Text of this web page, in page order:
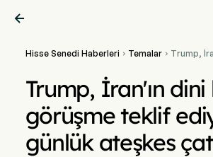

Hisse Senedi Haberleri  Temalar Trump,
Trump, İran'ın
görüşme teklif
günlük ateşkes